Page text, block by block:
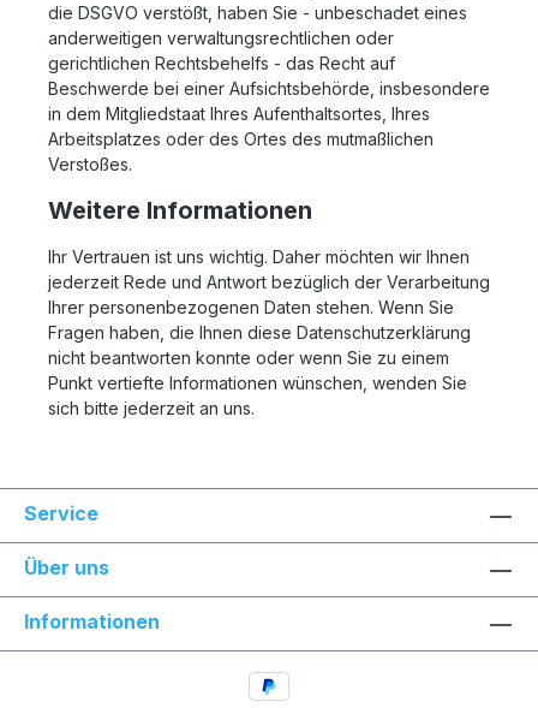
die DSGVO verstößt, haben Sie - unbeschadet eines
anderweitigen verwaltungsrechtlichen oder
gerichtlichen Rechtsbehelfs - das Recht auf
Beschwerde bei einer Aufsichtsbehörde, insbesondere
in dem Mitgliedstaat Ihres Aufenthaltsortes, Ihres
Arbeitsplatzes oder des Ortes des mutmaßlichen
Verstoßes.
Weitere Informationen
Ihr Vertrauen ist uns wichtig. Daher möchten wir Ihnen
jederzeit Rede und Antwort bezüglich der Verarbeitung
Ihrer personenbezogenen Daten stehen. Wenn Sie
Fragen haben, die Ihnen diese Datenschutzerklärung
nicht beantworten konnte oder wenn Sie zu einem
Punkt vertiefte Informationen wünschen, wenden Sie
sich bitte jederzeit an uns.
Service
Über uns
Informationen